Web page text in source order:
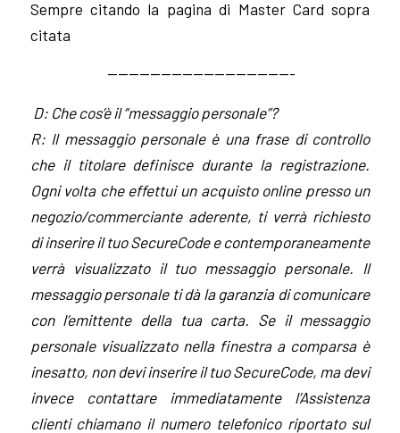
Sempre citando la pagina di Master Card sopra
citata
—————————————————-
D: Che cos’è il “messaggio personale”?
R: Il messaggio personale è una frase di controllo
che il titolare definisce durante la registrazione.
Ogni volta che effettui un acquisto online presso un
negozio/commerciante aderente, ti verrà richiesto
di inserire il tuo SecureCode e contemporaneamente
verrà visualizzato il tuo messaggio personale. Il
messaggio personale ti dà la garanzia di comunicare
con l’emittente della tua carta. Se il messaggio
personale visualizzato nella finestra a comparsa è
inesatto, non devi inserire il tuo SecureCode, ma devi
invece contattare immediatamente l’Assistenza
clienti chiamano il numero telefonico riportato sul